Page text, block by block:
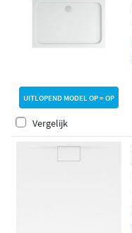
UITLOPEND MODEL OP = OP
Vergelijk